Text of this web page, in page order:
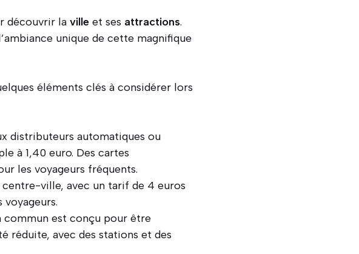
découvrir la ville et ses attractions.
unique de cette magnifique
éléments clés à considérer lors
distributeurs automatiques ou
à 1,40 euro. Des cartes
les voyageurs fréquents.
centre-ville, avec un tarif de 4 euros
commun est conçu pour être
réduite, avec des stations et des